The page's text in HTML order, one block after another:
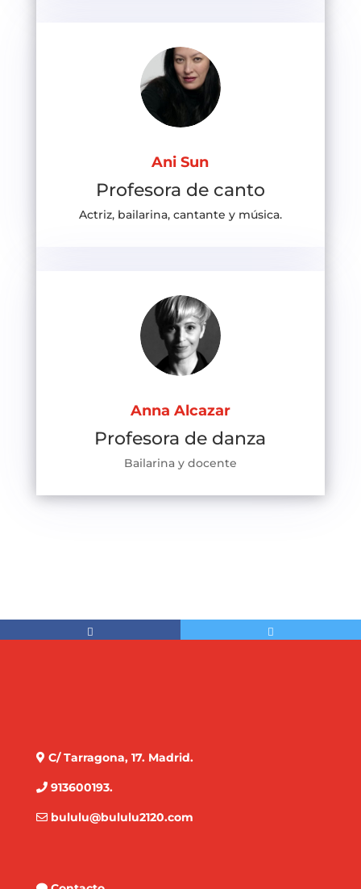
Ani Sun
Profesora de canto
Actriz, bailarina, cantante y música.
Anna Alcazar
Profesora de danza
Bailarina y docente
C/ Tarragona, 17. Madrid.
913600193.
bululu@bululu2120.com